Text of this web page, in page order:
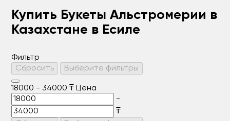
Купить Букеты Альстромерии в
Казахстане в Есиле
Фильтр
Сбросить
Выберите фильтры
18000 - 34000 ₸ Цена
-
₸